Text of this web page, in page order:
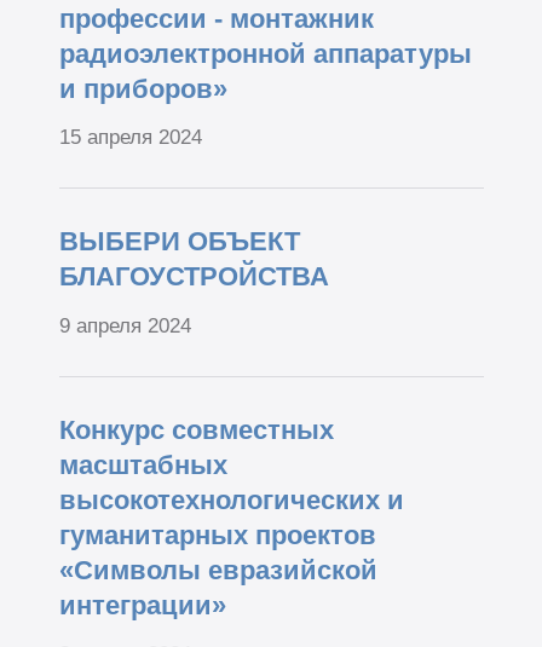
профессии - монтажник
радиоэлектронной аппаратуры
и приборов»
15 апреля 2024
ВЫБЕРИ ОБЪЕКТ
БЛАГОУСТРОЙСТВА
9 апреля 2024
Конкурс совместных
масштабных
высокотехнологических и
гуманитарных проектов
«Символы евразийской
интеграции»